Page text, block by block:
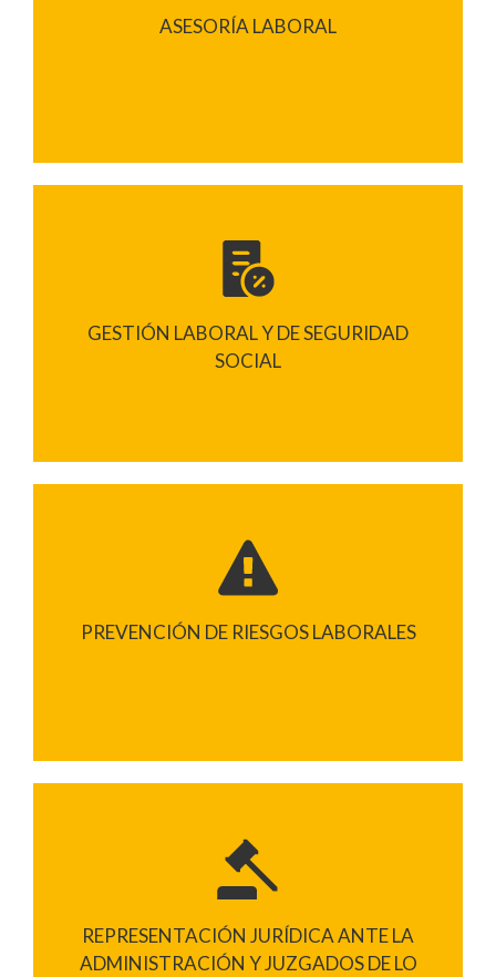
ASESORÍA LABORAL
GESTIÓN LABORAL Y DE SEGURIDAD
SOCIAL
PREVENCIÓN DE RIESGOS LABORALES
REPRESENTACIÓN JURÍDICA ANTE LA
ADMINISTRACIÓN Y JUZGADOS DE LO